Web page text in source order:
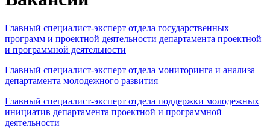
Главный специалист-эксперт отдела государственных
программ и проектной деятельности департамента проектной
и программной деятельности
Главный специалист-эксперт отдела мониторинга и анализа
департамента молодежного развития
Главный специалист-эксперт отдела поддержки молодежных
инициатив департамента проектной и программной
деятельности